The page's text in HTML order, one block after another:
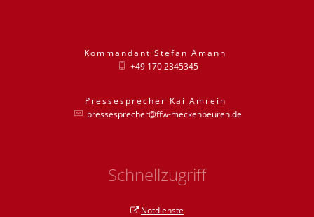
Kommandant Stefan Amann
+49 170 2345345
Pressesprecher Kai Amrein
pressesprecher@ffw-meckenbeuren.de
Schnellzugriff
Notdienste